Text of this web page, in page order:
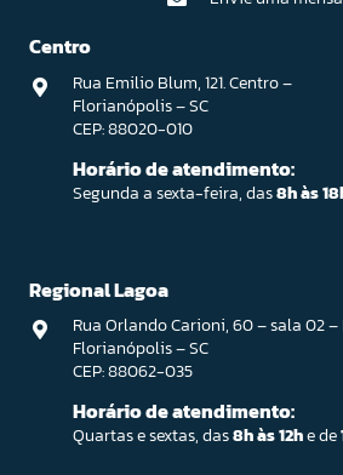
Centro
Rua Emilio Blum, 121. Centro –
Florianópolis – SC
CEP: 88020-010
Horário de atendimento:
Segunda a sexta-feira, das8h às
Regional Lagoa
Rua Orlando Carioni, 60 – sala 02
Florianópolis – SC
CEP: 88062-035
Horário de atendimento:
Quartas e sextas, das8h às 12he de